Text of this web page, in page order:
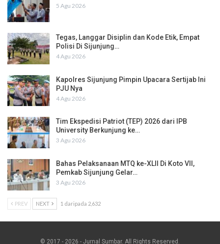
5 Agu 2026
Tegas, Langgar Disiplin dan Kode Etik, Empat
Polisi Di Sijunjung…
4 Agu 2026
Kapolres Sijunjung Pimpin Upacara Sertijab Ini
PJU Nya
4 Agu 2026
Tim Ekspedisi Patriot (TEP) 2026 dari IPB
University Berkunjung ke…
3 Agu 2026
Bahas Pelaksanaan MTQ ke-XLII Di Koto VII,
Pemkab Sijunjung Gelar…
3 Agu 2026
PREV NEXT 1 daripada 2,632
© 2017 - 2026 - Jurnal Sumbar. All Rights Reserved.